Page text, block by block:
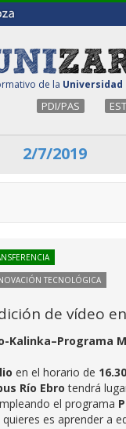
de la Universidad
PDI/PAS
2/7/2019
TECNOLÓGICA
de vídeo
Kalinka–Programa
en el horario de
Río Ebro tendrá
el programa
quieres es aprender a